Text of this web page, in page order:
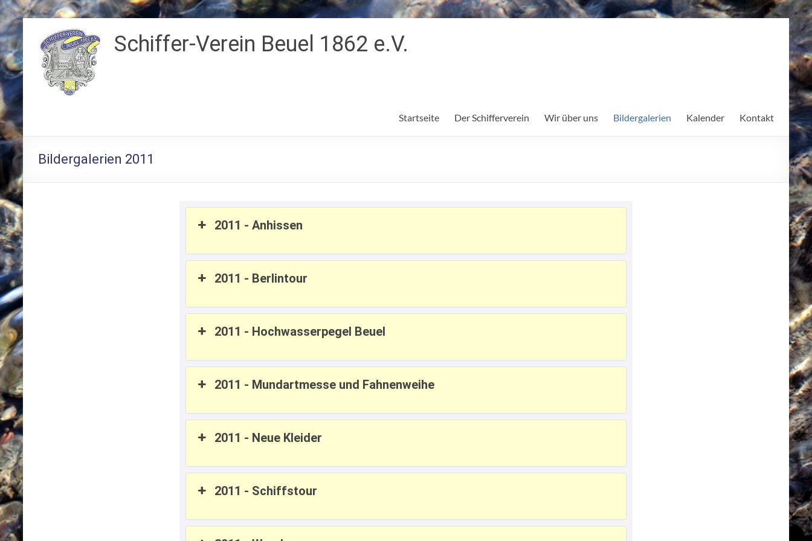
Zum
springen
Schiffer-Verein Beuel 1862 e.V.
Startseite Der Schifferverein Wir über uns Bildergalerien Kalender Kontakt
Bildergalerien 2011
2011 - Anhissen
2011 - Berlintour
2011 - Hochwasserpegel Beuel
2011 - Mundartmesse und Fahnenweihe
2011 - Neue Kleider
2011 - Schiffstour